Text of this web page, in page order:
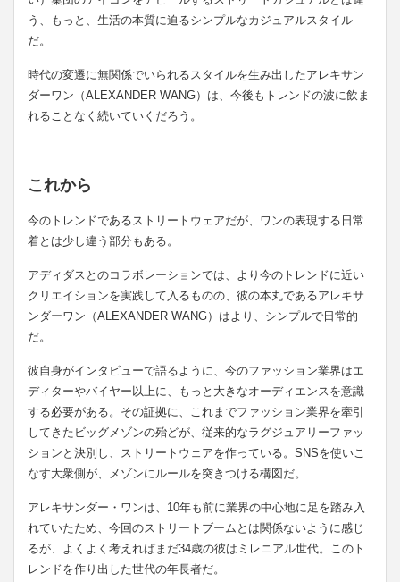
う、もっと、生活の本質に迫るシンプルなカジュアルスタイル
だ。
時代の変遷に無関係でいられるスタイルを生み出したアレキサン
ダーワン（ALEXANDER WANG）は、今後もトレンドの波に飲ま
れることなく続いていくだろう。
これから
今のトレンドであるストリートウェアだが、ワンの表現する日常
着とは少し違う部分もある。
アディダスとのコラボレーションでは、より今のトレンドに近い
クリエイションを実践して入るものの、彼の本丸であるアレキサ
ンダーワン（ALEXANDER WANG）はより、シンプルで日常的
だ。
彼自身がインタビューで語るように、今のファッション業界はエ
ディターやバイヤー以上に、もっと大きなオーディエンスを意識
する必要がある。その証拠に、これまでファッション業界を牽引
してきたビッグメゾンの殆どが、従来的なラグジュアリーファッ
ションと決別し、ストリートウェアを作っている。SNSを使いこ
なす大衆側が、メゾンにルールを突きつける構図だ。
アレキサンダー・ワンは、10年も前に業界の中心地に足を踏み入
れていたため、今回のストリートブームとは関係ないように感じ
るが、よくよく考えればまだ34歳の彼はミレニアル世代。このト
レンドを作り出した世代の年長者だ。